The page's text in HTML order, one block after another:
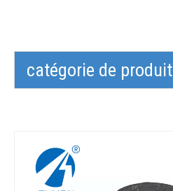
catégorie de produit